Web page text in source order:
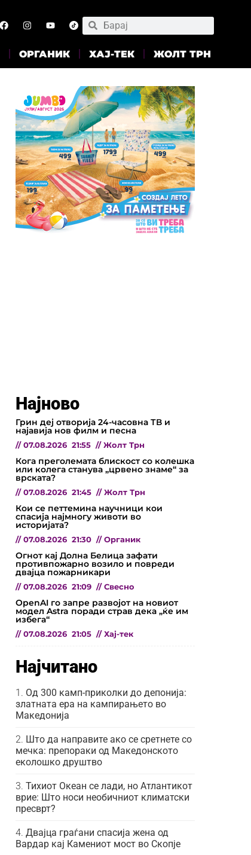
ОРГАНИК ХАЈ-ТЕК ЖОЛТ ТРН
Најново
Грин деј отворија 24-часовна ТВ и
најавија нов филм и песна
// 07.08.2026 21:55 // Жолт Трн
Кога преголемата блискост со колешка
или колега станува „црвено знаме“ за
врската?
// 07.08.2026 21:45 // Жолт Трн
Кои се петтемина научници кои
спасија најмногу животи во
историјата?
// 07.08.2026 21:30 // Органик
Огнот кај Долна Белица зафати
противпожарно возило и повреди
двајца пожарникари
// 07.08.2026 21:09 // Свесно
OpenAI го запре развојот на новиот
модел Astra поради страв дека „ќе им
избега“
// 07.08.2026 21:05 // Хај-тек
Најчитано
Од 300 камп-приколки до депонија:
златната ера на кампирањето во
Македонија
Што да направите ако се сретнете со
мечка: препораки од Македонското
еколошко друштво
Тихиот Океан се лади, но Атлантикот
врие: Што носи необичниот климатски
пресврт?
Двајца граѓани спасија жена од
Вардар кај Камениот мост во Скопје